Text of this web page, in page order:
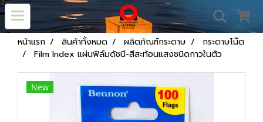
หน้าแรก สินค้าทั้งหมด ผลิตภัณฑ์กระดาษ
กระดาษโน๊ต
Film lndex แผ่นฟิล์มดัชนี-สีสะท้อนแสงชนิดกาวในตัว
New